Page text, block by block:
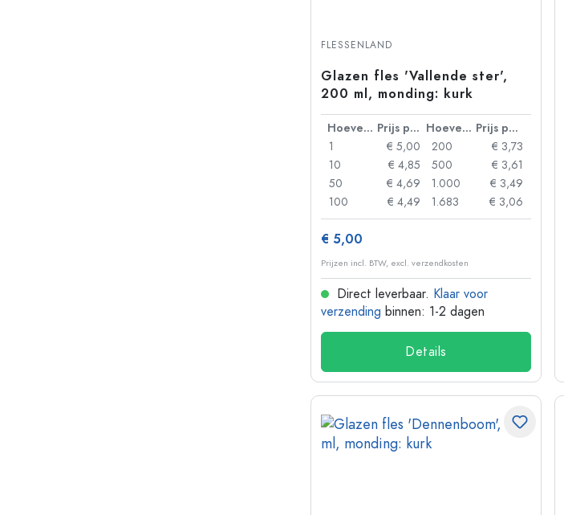
FLESSENLAND
Glazen fles 'Vallende ster',
200 ml, monding: kurk
Hoeveelheid Prijs per eenheid Hoeveelheid
Prijs per eenheid
1
€ 5,00
10
€ 4,85
50
€ 4,69
100
€ 4,49
200
€ 3,73
500
€ 3,61
1.000
€ 3,49
1.683
€ 3,06
€ 5,00
Prijzen incl. BTW, excl. verzendkosten
Direct leverbaar. Klaar voor
verzending binnen: 1-2 dagen
Details